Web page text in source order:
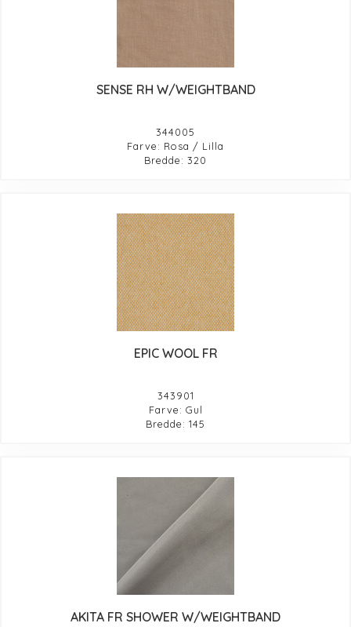
SENSE RH W/WEIGHTBAND
344005
Farve: Rosa / Lilla
Bredde: 320
EPIC WOOL FR
343901
Farve: Gul
Bredde: 145
AKITA FR SHOWER W/WEIGHTBAND